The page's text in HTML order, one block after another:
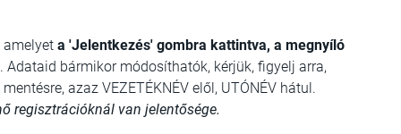
amelyet a 'Jelentkezés' gombra kattintva, a megnyíló
bármikor módosíthatók, kérjük, figyelj arra,
azaz VEZETÉKNÉV elől, UTÓNÉV hátul.
regisztrációknál van jelentősége.